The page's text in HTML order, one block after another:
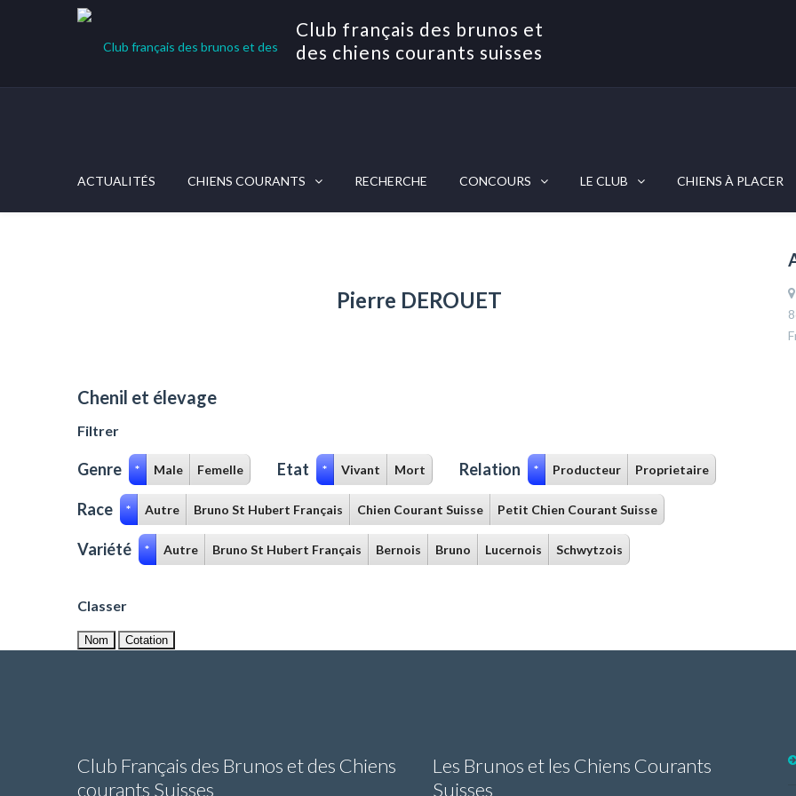
Club français des brunos et
des chiens courants suisses
ACTUALITÉS CHIENS COURANTS RECHERCHE CONCOURS LE CLUB CHIENS À PLACER
Pierre DEROUET
Chenil et élevage
Filtrer
Genre * Male Femelle Etat * Vivant Mort Relation * Producteur Proprietaire
Race * Autre Bruno St Hubert Français Chien Courant Suisse Petit Chien Courant Suisse
Variété * Autre Bruno St Hubert Français Bernois Bruno Lucernois Schwytzois
Classer
Nom Cotation
Club Français des Brunos et des Chiens
courants Suisses
Les Brunos et les Chiens Courants
Suisses